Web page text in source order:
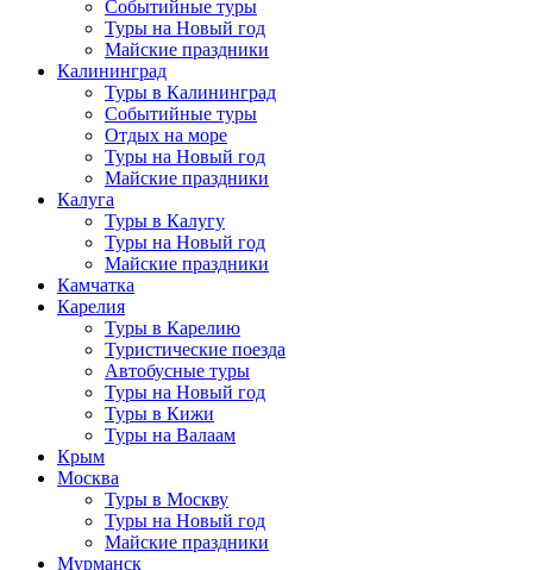
Событийные туры
Туры на Новый год
Майские праздники
Калининград
Туры в Калининград
Событийные туры
Отдых на море
Туры на Новый год
Майские праздники
Калуга
Туры в Калугу
Туры на Новый год
Майские праздники
Камчатка
Карелия
Туры в Карелию
Туристические поезда
Автобусные туры
Туры на Новый год
Туры в Кижи
Туры на Валаам
Крым
Москва
Туры в Москву
Туры на Новый год
Майские праздники
Мурманск